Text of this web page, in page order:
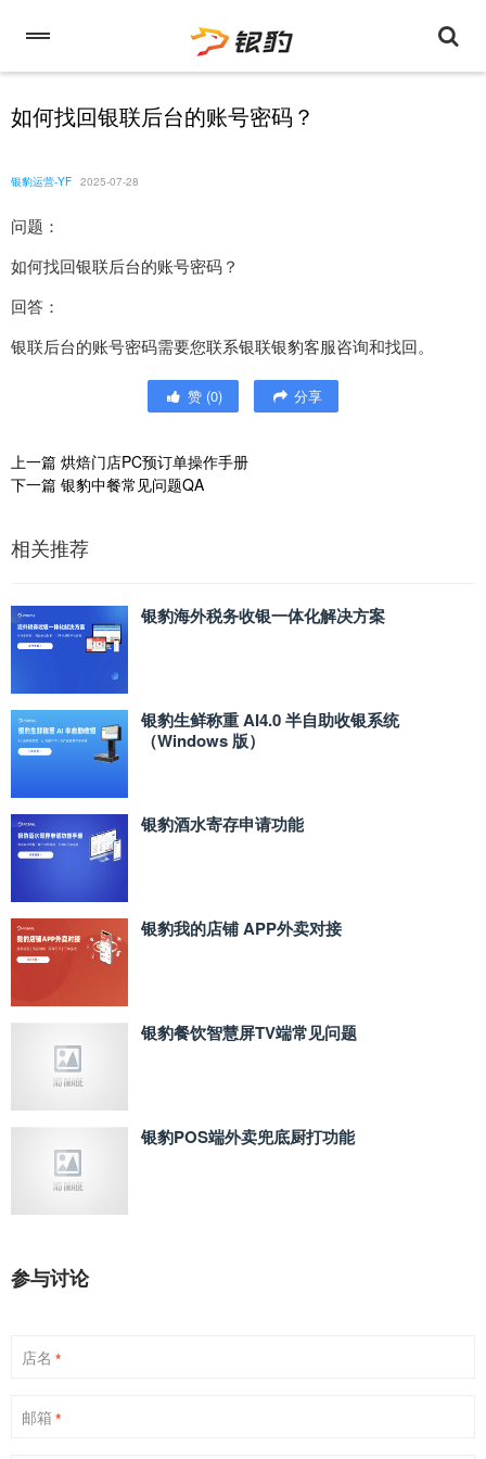
如何找回银联后台的账号密码？
银豹运营-YF 2025-07-28
问题：
如何找回银联后台的账号密码？
回答：
银联后台的账号密码需要您联系银联银豹客服咨询和找回。
赞 (0) 分享
上一篇 烘焙门店PC预订单操作手册
下一篇 银豹中餐常见问题QA
相关推荐
银豹海外税务收银一体化解决方案
银豹生鲜称重 AI4.0 半自助收银系统
（Windows 版）
银豹酒水寄存申请功能
银豹我的店铺 APP外卖对接
银豹餐饮智慧屏TV端常见问题
银豹POS端外卖兜底厨打功能
参与讨论
店名 *
邮箱 *